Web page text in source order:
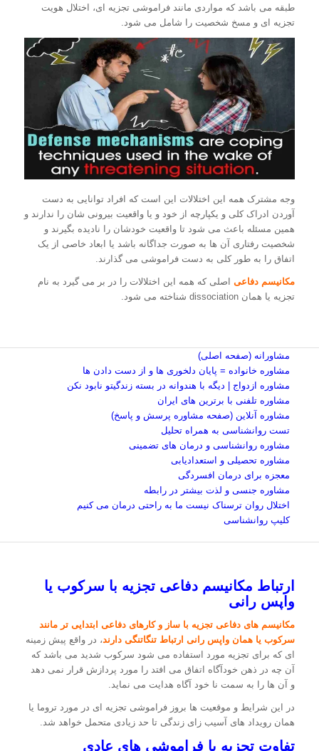
طبقه می باشد که مواردی مانند فراموشی تجزیه ای، اختلال هویت
تجزیه ای و مسخ شخصیت را شامل می شود.
وجه مشترک همه این اختلالات این است که افراد توانایی به دست
آوردن ادراک کلی و یکپارچه از خود و یا واقعیت بیرونی شان را ندارند و
همین مسئله باعث می شود تا واقعیت خودشان را نادیده بگیرند و
شخصیت رفتاری آن ها به صورت جداگانه باشد یا ابعاد خاصی از یک
اتفاق را به طور کلی به دست فراموشی می گذارند.
مکانیسم دفاعیاصلی که همه این اختلالات را در بر می گیرد به نام
تجزیه یا همان dissociation شناخته می شود.
مشاورانه (صفحه اصلی)
مشاوره خانواده = پایان دلخوری ها و از دست دادن ها
مشاوره ازدواج | دیگه با هندوانه در بسته زندگیتو نابود نکن
مشاوره تلفنی با برترین های ایران
مشاوره آنلاین (صفحه مشاوره پرسش و پاسخ)
تست روانشناسی به همراه تحلیل
مشاوره روانشناسی و درمان های تضمینی
مشاوره تحصیلی و استعدادیابی
معجزه برای درمان افسردگی
مشاوره جنسی و لذت بیشتر در رابطه
اختلال روان ترسناک نیست ما به راحتی درمان می کنیم
کلیپ روانشناسی
ارتباط مکانیسم دفاعی تجزیه با سرکوب یا
واپس رانی
مکانیسم های دفاعی تجزیه با ساز و کارهای دفاعی ابتدایی تر مانند
سرکوب یا همان واپس رانی ارتباط تنگاتنگی دارند، در واقع پیش زمینه
ای که برای تجزیه مورد استفاده می شود سرکوب شدید می باشد که
آن چه در ذهن خودآگاه اتفاق می افتد را مورد پردازش قرار نمی دهد
و آن ها را به سمت نا خود آگاه هدایت می نماید.
در این شرایط و موقعیت ها بروز فراموشی تجزیه ای در مورد تروما یا
همان رویداد های آسیب زای زندگی تا حد زیادی متحمل خواهد شد.
تفاوت تجزیه با فراموشی های عادی